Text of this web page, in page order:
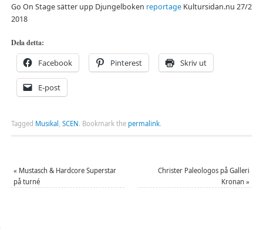
Go On Stage sätter upp Djungelboken reportageKultursidan.nu 27/2
2018
Dela detta:
Facebook Pinterest Skriv ut
E-post
Tagged Musikal SCEN. Bookmark the permalink.
« Mustasch & Hardcore Superstar
på turné
Christer Paleologos på Galleri
Kronan»